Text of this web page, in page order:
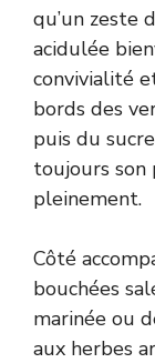
qu’un zeste
acidulée
convivialité
bords des
puis du
toujours
pleinement.
Côté
bouchées
marinée ou
aux herbes